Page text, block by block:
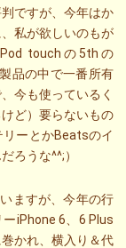
ですが、今年はか
私が欲しいのもが
touchの5thの
品の中で一番所有
今も使っているく
ど）要らないもの
ーとかBeatsのイ
ろうな^^;）
ますが、今年の行
iPhone 6、6 Plus
かれ、横入り＆代